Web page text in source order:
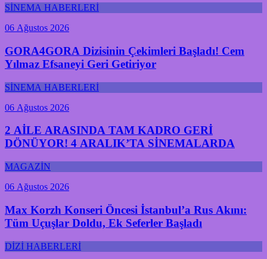
SİNEMA HABERLERİ
06 Ağustos 2026
GORA4GORA Dizisinin Çekimleri Başladı! Cem
Yılmaz Efsaneyi Geri Getiriyor
SİNEMA HABERLERİ
06 Ağustos 2026
2 AİLE ARASINDA TAM KADRO GERİ
DÖNÜYOR! 4 ARALIK’TA SİNEMALARDA
MAGAZİN
06 Ağustos 2026
Max Korzh Konseri Öncesi İstanbul’a Rus Akını:
Tüm Uçuşlar Doldu, Ek Seferler Başladı
DİZİ HABERLERİ